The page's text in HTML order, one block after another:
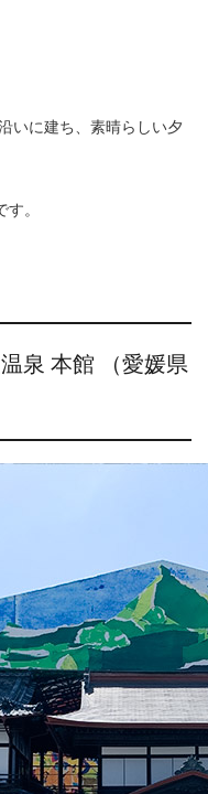
いに建ち、素晴らしい夕
。
泉 本館 （愛媛県